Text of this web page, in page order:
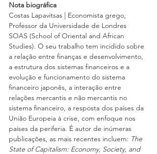
Nota biográfica
Costas Lapavitsas | Economista grego,
Professor da Universidade de Londres
SOAS (School of Oriental and African
Studies). O seu trabalho tem incidido sobre
a relação entre finanças e desenvolvimento,
a estrutura dos sistemas financeiros e a
evolução e funcionamento do sistema
financeiro japonês, a interação entre
relações mercantis e não mercantis no
sistema financeiro, a resposta dos países da
União Europeia à crise, com enfoque nos
países da periferia. É autor de inúmeras
publicações, as mais recentes incluem: The
State of Capitalism: Economy, Society, and